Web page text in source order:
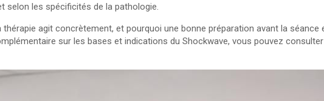
selon les spécificités de la pathologie.
agit concrètement, et pourquoi une bonne préparation avant la séance
sur les bases et indications du Shockwave, vous pouvez